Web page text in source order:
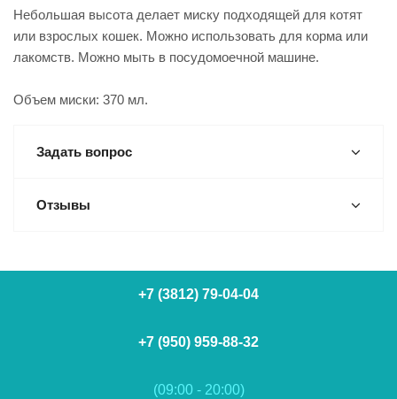
Небольшая высота делает миску подходящей для котят
или взрослых кошек. Можно использовать для корма или
лакомств. Можно мыть в посудомоечной машине.
Объем миски: 370 мл.
Задать вопрос
Отзывы
+7 (3812) 79-04-04
+7 (950) 959-88-32
(09:00 - 20:00)